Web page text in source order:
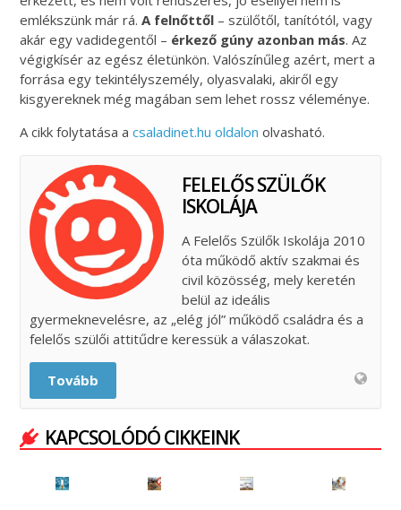
emlékszünk már rá.A felnőttől – szülőtől, tanítótól, vagy
akár egy vadidegentől – érkező gúny azonban más. Az
végigkísér az egész életünkön. Valószínűleg azért, mert a
forrása egy tekintélyszemély, olyasvalaki, akiről egy
kisgyereknek még magában sem lehet rossz véleménye.
A cikk folytatása acsaladinet.hu oldalon olvasható.
FELELŐS SZÜLŐK
ISKOLÁJA
A Felelős Szülők Iskolája 2010
óta működő aktív szakmai és
civil közösség, mely keretén
belül az ideális
gyermeknevelésre, az „elég jól” működő családra és a
felelős szülői attitűdre keressük a válaszokat.
Tovább
KAPCSOLÓDÓ CIKKEINK